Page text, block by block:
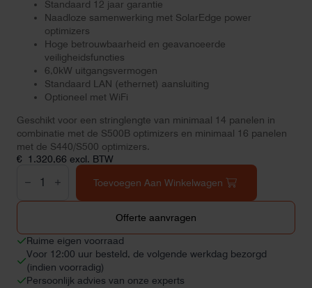
Standaard 12 jaar garantie
Naadloze samenwerking met SolarEdge power
optimizers
Hoge betrouwbaarheid en geavanceerde
veiligheidsfuncties
6,0kW uitgangsvermogen
Standaard LAN (ethernet) aansluiting
Optioneel met WiFi
Geschikt voor een stringlengte van minimaal 14 panelen in
combinatie met de S500B optimizers en minimaal 16 panelen
met de S440/S500 optimizers.
€ 1.320,66 excl. BTW
3-
omvormer
Toevoegen Aan Winkelwagen
Offerte aanvragen
Ruime eigen voorraad
Voor 12:00 uur besteld, de volgende werkdag bezorgd
(indien voorradig)
Persoonlijk advies van onze experts